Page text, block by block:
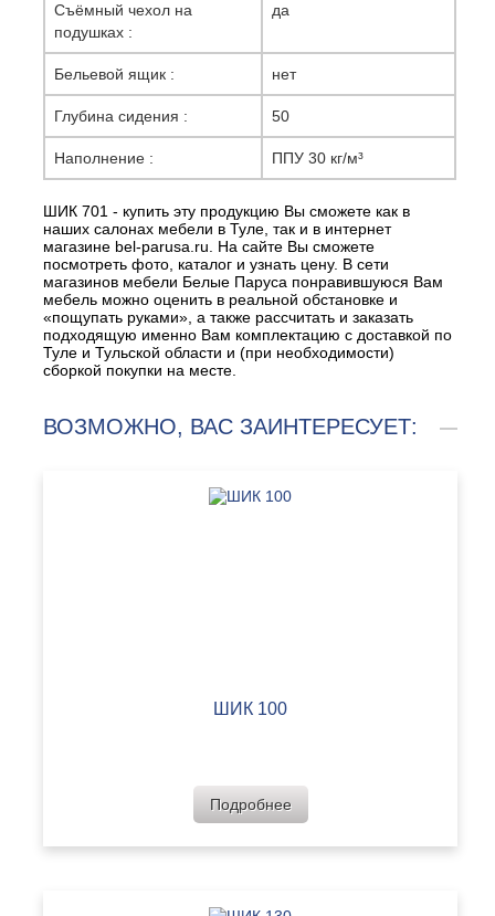
Съёмный чехол на
подушках :
да
Бельевой ящик : нет
Глубина сидения : 50
Наполнение : ППУ 30 кг/м³
ШИК 701 - купить эту продукцию Вы сможете как в
наших салонах мебели в Туле, так и в интернет
магазине bel-parusa.ru. На сайте Вы сможете
посмотреть фото, каталог и узнать цену. В сети
магазинов мебели Белые Паруса понравившуюся Вам
мебель можно оценить в реальной обстановке и
«пощупать руками», а также рассчитать и заказать
подходящую именно Вам комплектацию с доставкой по
Туле и Тульской области и (при необходимости)
сборкой покупки на месте.
ВОЗМОЖНО, ВАС ЗАИНТЕРЕСУЕТ:
ШИК 100
Подробнее